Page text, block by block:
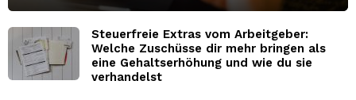
Steuerfreie Extras vom Arbeitgeber:
Welche Zuschüsse dir mehr bringen als
eine Gehaltserhöhung und wie du sie
verhandelst